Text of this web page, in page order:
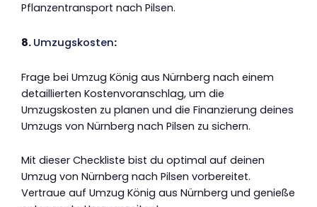
Pflanzentransport nach Pilsen.
8. Umzugskosten:
Frage bei Umzug König aus Nürnberg nach einem
detaillierten Kostenvoranschlag, um die
Umzugskosten zu planen und die Finanzierung deines
Umzugs von Nürnberg nach Pilsen zu sichern.
Mit dieser Checkliste bist du optimal auf deinen
Umzug von Nürnberg nach Pilsen vorbereitet.
Vertraue auf Umzug König aus Nürnberg und genieße